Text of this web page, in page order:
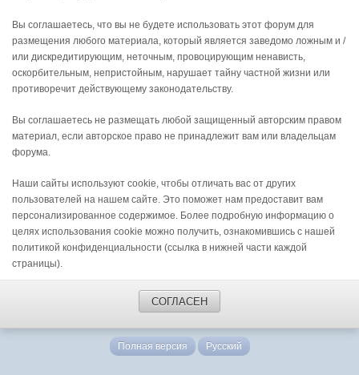
Вы соглашаетесь, что вы не будете использовать этот форум для
размещения любого материала, который является заведомо ложным и /
или дискредитирующим, неточным, провоцирующим ненависть,
оскорбительным, непристойным, нарушает тайну частной жизни или
противоречит действующему законодательству.
Вы соглашаетесь не размещать любой защищенный авторским правом
материал, если авторское право не принадлежит вам или владельцам
форума.
Наши сайты используют cookie, чтобы отличать вас от других
пользователей на нашем сайте. Это поможет нам предоставит вам
персонализированное содержимое. Более подробную информацию о
целях использования cookie можно получить, ознакомившись с нашей
политикой конфиденциальности (ссылка в нижней части каждой
страницы).
СОГЛАСЕН
Полная версия Русский